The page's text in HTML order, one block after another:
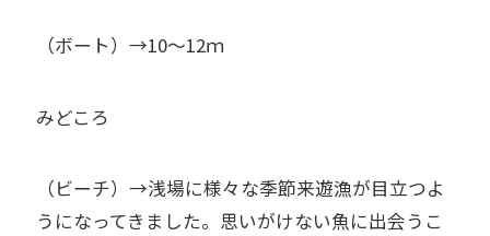
（ボート）→10～12ｍ
みどころ
（ビーチ）→浅場に様々な季節来遊漁が目立つよ
うになってきました。思いがけない魚に出会うこ